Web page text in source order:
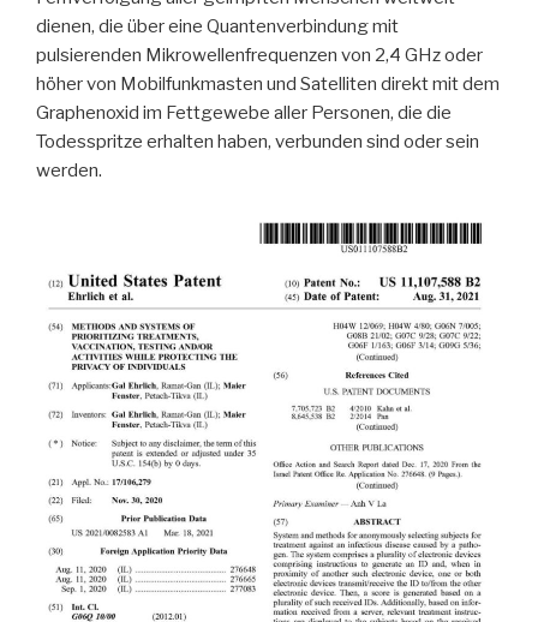
dienen, die über eine Quantenverbindung mit
pulsierenden Mikrowellenfrequenzen von 2,4 GHz oder
höher von Mobilfunkmasten und Satelliten direkt mit dem
Graphenoxid im Fettgewebe aller Personen, die die
Todesspritze erhalten haben, verbunden sind oder sein
werden.